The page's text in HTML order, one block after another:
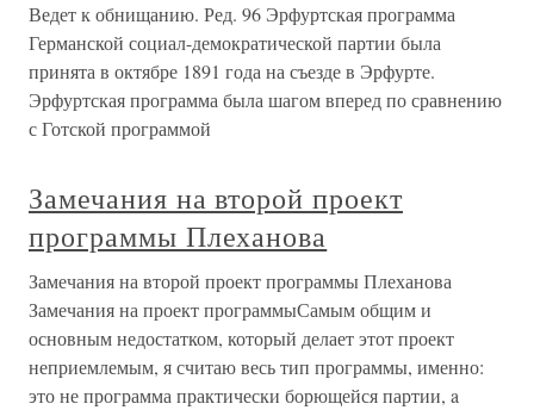
Ведет к обнищанию. Ред. 96 Эрфуртская программа
Германской социал-демократической партии была
принята в октябре 1891 года на съезде в Эрфурте.
Эрфуртская программа была шагом вперед по сравнению
с Готской программой
Замечания на второй проект
программы Плеханова
Замечания на второй проект программы Плеханова
Замечания на проект программыСамым общим и
основным недостатком, который делает этот проект
неприемлемым, я считаю весь тип программы, именно:
это не программа практически борющейся партии, a